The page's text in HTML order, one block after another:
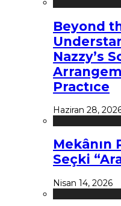
Beyond
Nazzy’s
Practıce
Haziran 28,
Mekânın
Seçki
Nisan 14, 2026